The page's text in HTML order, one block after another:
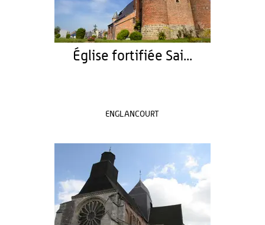
Église fortifiée Sai...
ENGLANCOURT